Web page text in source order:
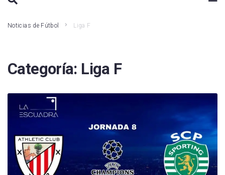
Noticias de Fútbol Liga F
Categoría: Liga F